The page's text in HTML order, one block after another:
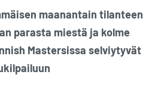
maanantain tilanteen
parasta miestä ja kolme
Mastersissa selviytyvät